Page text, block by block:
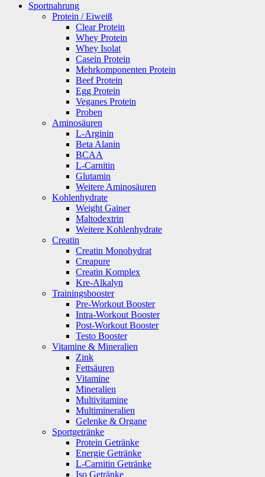
Sportnahrung
Protein / Eiweiß
Clear Protein
Whey Protein
Whey Isolat
Casein Protein
Mehrkomponenten Protein
Beef Protein
Egg Protein
Veganes Protein
Proben
Aminosäuren
L-Arginin
Beta Alanin
BCAA
L-Carnitin
Glutamin
Weitere Aminosäuren
Kohlenhydrate
Weight Gainer
Maltodextrin
Weitere Kohlenhydrate
Creatin
Creatin Monohydrat
Creapure
Creatin Komplex
Kre-Alkalyn
Trainingsbooster
Pre-Workout Booster
Intra-Workout Booster
Post-Workout Booster
Testo Booster
Vitamine & Mineralien
Zink
Fettsäuren
Vitamine
Mineralien
Multivitamine
Multimineralien
Gelenke & Organe
Sportgetränke
Protein Getränke
Energie Getränke
L-Carnitin Getränke
Iso Getränke